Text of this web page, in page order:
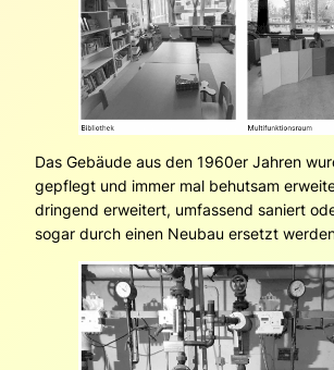
Das Gebäude aus den 1960er Jahren
gepflegt und immer mal behutsam
dringend erweitert, umfassend saniert
sogar durch einen Neubau ersetzt